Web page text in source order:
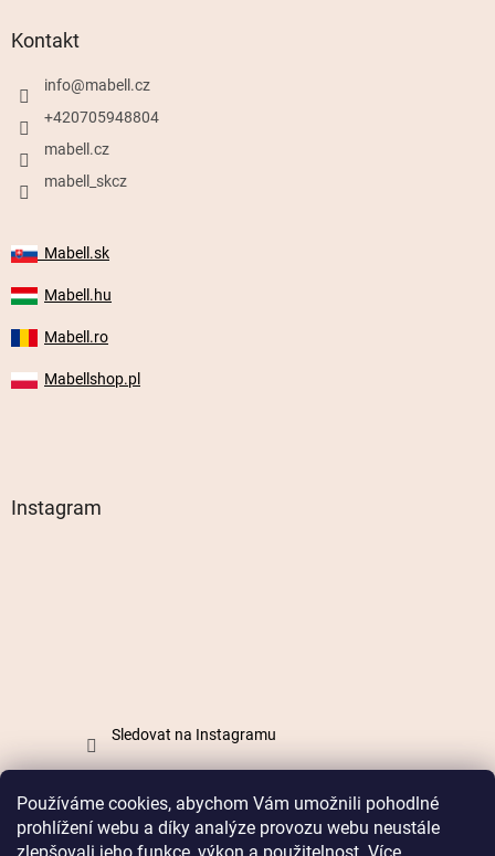
Používáme cookies, abychom Vám umožnili pohodlné
prohlížení webu a díky analýze provozu webu neustále
Kontakt
info@mabell.cz
+420705948804
mabell.cz
mabell_skcz
Mabell.sk
Mabell.hu
Mabell.ro
Mabellshop.pl
Instagram
Sledovat na Instagramu
Vytvořil Shoptet